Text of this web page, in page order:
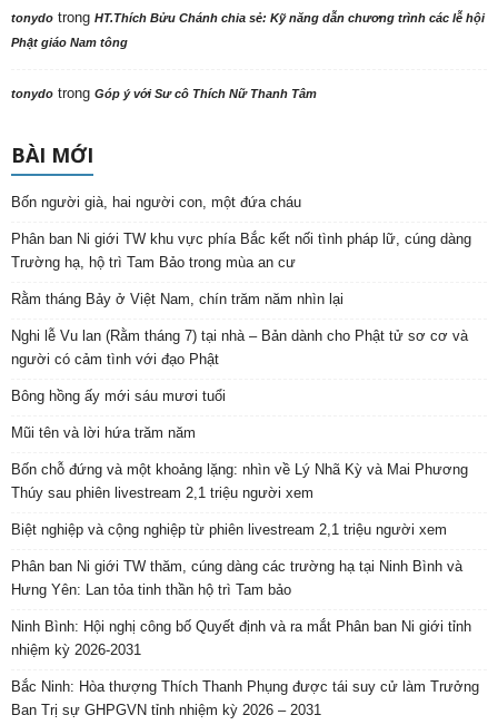
tonydo trong HT.Thích Bửu Chánh chia sẻ: Kỹ năng dẫn chương trình các lễ hội
Phật giáo Nam tông
tonydo trong Góp ý với Sư cô Thích Nữ Thanh Tâm
BÀI MỚI
Bốn người già, hai người con, một đứa cháu
Phân ban Ni giới TW khu vực phía Bắc kết nối tình pháp lữ, cúng dàng
Trường hạ, hộ trì Tam Bảo trong mùa an cư
Rằm tháng Bảy ở Việt Nam, chín trăm năm nhìn lại
Nghi lễ Vu lan (Rằm tháng 7) tại nhà – Bản dành cho Phật tử sơ cơ và
người có cảm tình với đạo Phật
Bông hồng ấy mới sáu mươi tuổi
Mũi tên và lời hứa trăm năm
Bốn chỗ đứng và một khoảng lặng: nhìn về Lý Nhã Kỳ và Mai Phương
Thúy sau phiên livestream 2,1 triệu người xem
Biệt nghiệp và cộng nghiệp từ phiên livestream 2,1 triệu người xem
Phân ban Ni giới TW thăm, cúng dàng các trường hạ tại Ninh Bình và
Hưng Yên: Lan tỏa tinh thần hộ trì Tam bảo
Ninh Bình: Hội nghị công bố Quyết định và ra mắt Phân ban Ni giới tỉnh
nhiệm kỳ 2026-2031
Bắc Ninh: Hòa thượng Thích Thanh Phụng được tái suy cử làm Trưởng
Ban Trị sự GHPGVN tỉnh nhiệm kỳ 2026 – 2031